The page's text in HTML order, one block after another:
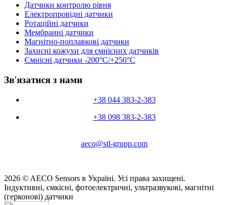
Датчики контролю рівня
Електропровідні датчики
Ротаційні датчики
Мембранні датчики
Магнітно-поплавкові датчики
Захисні кожухи для ємнісних датчиків
Ємнісні датчики -200°C/+250°C
Зв'язатися з нами
+38 044 383-2-383
+38 098 383-2-383
aeco@stl-grupp.com
2026 © AECO Sensors в Україні. Усі права захищені.
Індуктивні, ємкісні, фотоелектричні, ультразвукові, магнітні
(герконові) датчики